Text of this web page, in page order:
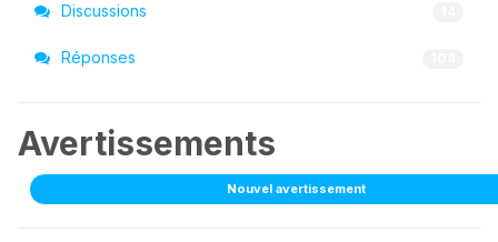
Discussions
Réponses
Avertissements
Nouvel avertissement